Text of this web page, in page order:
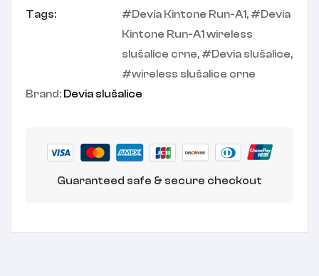
Tags: Devia Kintone Run-A1,
Devia
Kintone Run-A1 wireless
slušalice crne, Devia slušalice,
wireless slušalice crne
Brand: Devia slušalice
Guaranteed safe & secure checkout